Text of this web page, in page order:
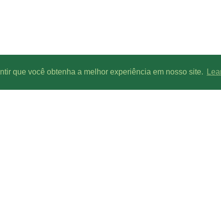
que você obtenha a melhor experiência em nosso site.